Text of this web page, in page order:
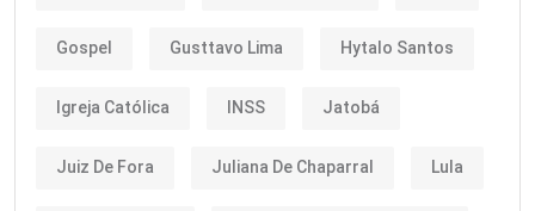
Gospel Gusttavo Lima Hytalo Santos
Igreja Católica INSS Jatobá
Juiz De Fora Juliana De Chaparral Lula